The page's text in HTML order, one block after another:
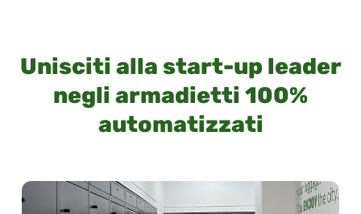
Unisciti alla start-up leader
negli armadietti 100%
automatizzati